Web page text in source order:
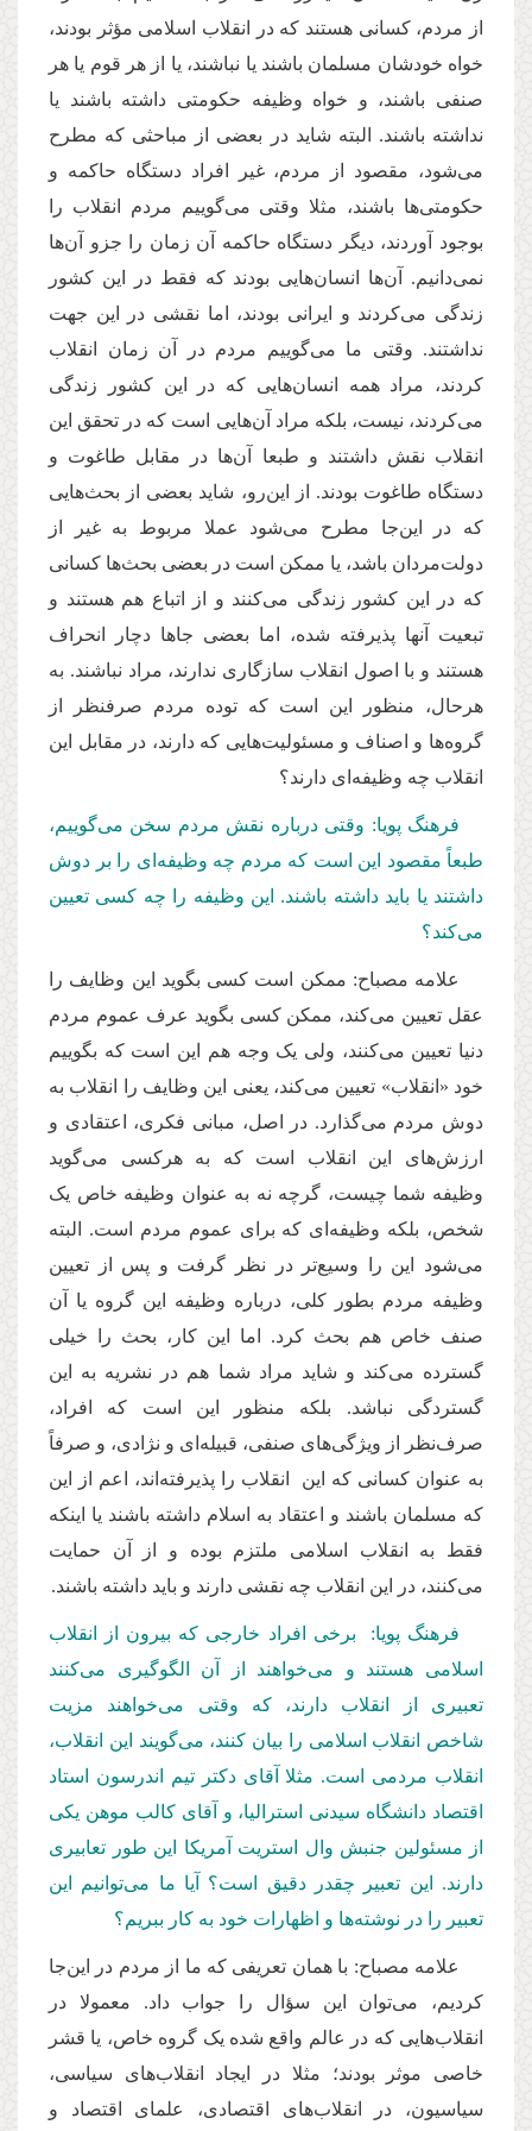
از مردم، کسانی هستند که در انقلاب اسلامی مؤثر بودند،
خواه خودشان مسلمان باشند یا نباشند، یا از هر قوم یا هر
صنفی باشند، و خواه وظیفه حکومتی داشته باشند یا
نداشته باشند. البته شاید در بعضی از مباحثی که مطرح
می‌شود، مقصود از مردم، غیر افراد دستگاه حاکمه و
حکومتی‌ها باشند، مثلا وقتی می‌گوییم مردم انقلاب را
بوجود آوردند، دیگر دستگاه حاکمه آن زمان را جزو آن‌ها
نمی‌دانیم. آن‌ها انسان‌هایی بودند که فقط در این کشور
زندگی می‌کردند و ایرانی بودند، اما نقشی در این جهت
نداشتند. وقتی ما می‌گوییم مردم در آن زمان انقلاب
کردند، مراد همه انسان‌هایی که در این کشور زندگی
می‌کردند، نیست، بلکه مراد آن‌هایی است که در تحقق این
انقلاب نقش داشتند و طبعا آن‌ها در مقابل طاغوت و
دستگاه طاغوت بودند. از این‌رو، شاید بعضی از بحث‌هایی
که در این‌جا مطرح می‌شود عملا مربوط به غیر از
دولت‌مردان باشد، یا ممکن است در بعضی بحث‌ها کسانی
که در این کشور زندگی می‌کنند و از اتباع هم هستند و
تبعیت آنها پذیرفته شده، اما بعضی جاها دچار انحراف
هستند و با اصول انقلاب سازگاری ندارند، مراد نباشند. به
هرحال، منظور این است که توده مردم صرفنظر از
گروه‌ها و اصناف و مسئولیت‌هایی که دارند، در مقابل این
انقلاب چه وظیفه‌ای دارند؟
فرهنگ پویا: وقتی درباره نقش مردم سخن می‌گوییم،
طبعاً مقصود این است که مردم چه وظیفه‌ای را بر دوش
داشتند یا باید داشته باشند. این وظیفه را چه کسی تعیین
می‌کند؟
علامه مصباح: ممکن است کسی بگوید این وظایف را
عقل تعیین می‌کند، ممکن کسی بگوید عرف عموم مردم
دنیا تعیین می‌کنند، ولی یک وجه هم این است که بگوییم
خود «انقلاب» تعیین می‌کند، یعنی این وظایف را انقلاب به
دوش مردم می‌گذارد. در اصل، مبانی فکری، اعتقادی و
ارزش‌های این انقلاب است که به هرکسی می‌گوید
وظیفه شما چیست، گرچه نه به عنوان وظیفه خاص یک
شخص، بلکه وظیفه‌ای که برای عموم مردم است. البته
می‌شود این را وسیع‌تر در نظر گرفت و پس از تعیین
وظیفه مردم بطور کلی، درباره وظیفه این گروه یا آن
صنف خاص هم بحث کرد. اما این کار، بحث را خیلی
گسترده می‌کند و شاید مراد شما هم در نشریه به این
گستردگی نباشد. بلکه منظور این است که افراد،
صرف‌نظر از ویژگی‌های صنفی، قبیله‌ای و نژادی، و صرفاً
به عنوان کسانی که این انقلاب را پذیرفته‌اند، اعم از این
که مسلمان باشند و اعتقاد به اسلام داشته باشند یا اینکه
فقط به انقلاب اسلامی ملتزم بوده و از آن حمایت
می‌کنند، در این انقلاب چه نقشی دارند و باید داشته باشند.
فرهنگ پویا: برخی افراد خارجی که بیرون از انقلاب
اسلامی هستند و می‌خواهند از آن الگوگیری می‌کنند
تعبیری از انقلاب دارند، که وقتی می‌خواهند مزیت
شاخص انقلاب اسلامی را بیان کنند، می‌گویند این انقلاب،
انقلاب مردمی است. مثلا آقای دکتر تیم اندرسون استاد
اقتصاد دانشگاه سیدنی استرالیا، و آقای کالب موهن یکی
از مسئولین جنبش وال استریت آمریکا این طور تعابیری
دارند. این تعبیر چقدر دقیق است؟ آیا ما می‌توانیم این
تعبیر را در نوشته‌ها و اظهارات خود به کار ببریم؟
علامه مصباح: با همان تعریفی که ما از مردم در این‌جا
کردیم، می‌توان این سؤال را جواب داد. معمولا در
انقلاب‌هایی که در عالم واقع شده یک گروه خاص، یا قشر
خاصی موثر بودند؛ مثلا در ایجاد انقلاب‌های سیاسی،
سیاسیون، در انقلاب‌های اقتصادی، علمای اقتصاد و